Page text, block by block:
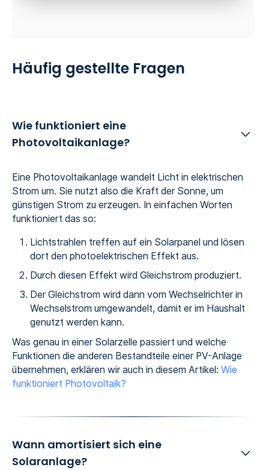
Häufig gestellte Fragen
Wie funktioniert eine
Photovoltaikanlage?
Eine Photovoltaikanlage wandelt Licht in elektrischen
Strom um. Sie nutzt also die Kraft der Sonne, um
günstigen Strom zu erzeugen. In einfachen Worten
funktioniert das so:
Lichtstrahlen treffen auf ein Solarpanel und lösen
dort den photoelektrischen Effekt aus.
Durch diesen Effekt wird Gleichstrom produziert.
Der Gleichstrom wird dann vom Wechselrichter in
Wechselstrom umgewandelt, damit er im Haushalt
genutzt werden kann.
Was genau in einer Solarzelle passiert und welche
Funktionen die anderen Bestandteile einer PV-Anlage
übernehmen, erklären wir auch in diesem Artikel: Wie
funktioniert Photovoltaik?
Wann amortisiert sich eine
Solaranlage?